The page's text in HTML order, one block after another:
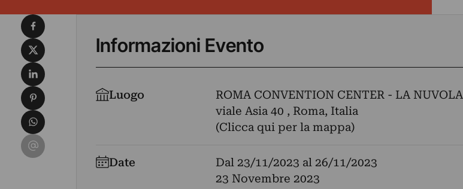
Informazioni Evento
Luogo
ROMA CONVENTION CENTER - LA NUVOLA
viale Asia 40 , Roma, Italia
(Clicca qui per la mappa)
Date Dal 23/11/2023 al 26/11/2023
23 Novembre 2023
Condividi su Facebook
Condividi su X
Condividi su LinkedIn
Condividi su Pinterest
Condividi su WhatsApp
Condividi su Email